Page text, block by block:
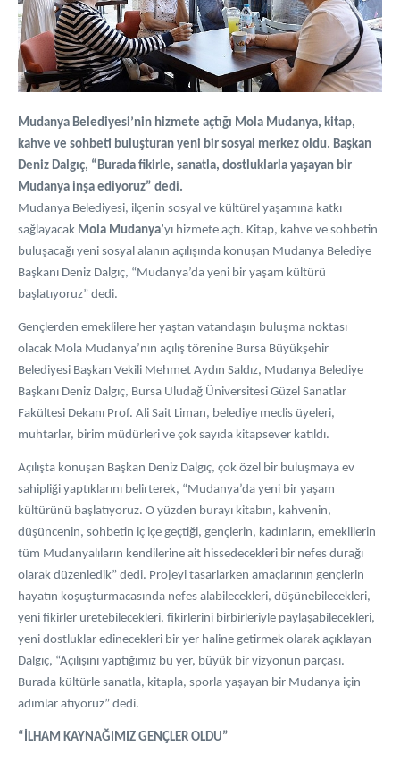
Mudanya Belediyesi’nin hizmete açtığı Mola Mudanya, kitap,
kahve ve sohbeti buluşturan yeni bir sosyal merkez oldu. Başkan
Deniz Dalgıç, “Burada fikirle, sanatla, dostluklarla yaşayan bir
Mudanya inşa ediyoruz” dedi.
Mudanya Belediyesi, ilçenin sosyal ve kültürel yaşamına katkı
sağlayacak Mola Mudanya’yı hizmete açtı. Kitap, kahve ve sohbetin
buluşacağı yeni sosyal alanın açılışında konuşan Mudanya Belediye
Başkanı Deniz Dalgıç, “Mudanya’da yeni bir yaşam kültürü
başlatıyoruz” dedi.
Gençlerden emeklilere her yaştan vatandaşın buluşma noktası
olacak Mola Mudanya’nın açılış törenine Bursa Büyükşehir
Belediyesi Başkan Vekili Mehmet Aydın Saldız, Mudanya Belediye
Başkanı Deniz Dalgıç, Bursa Uludağ Üniversitesi Güzel Sanatlar
Fakültesi Dekanı Prof. Ali Sait Liman, belediye meclis üyeleri,
muhtarlar, birim müdürleri ve çok sayıda kitapsever katıldı.
Açılışta konuşan Başkan Deniz Dalgıç, çok özel bir buluşmaya ev
sahipliği yaptıklarını belirterek, “Mudanya’da yeni bir yaşam
kültürünü başlatıyoruz. O yüzden burayı kitabın, kahvenin,
düşüncenin, sohbetin iç içe geçtiği, gençlerin, kadınların, emeklilerin
tüm Mudanyalıların kendilerine ait hissedecekleri bir nefes durağı
olarak düzenledik” dedi. Projeyi tasarlarken amaçlarının gençlerin
hayatın koşuşturmacasında nefes alabilecekleri, düşünebilecekleri,
yeni fikirler üretebilecekleri, fikirlerini birbirleriyle paylaşabilecekleri,
yeni dostluklar edinecekleri bir yer haline getirmek olarak açıklayan
Dalgıç, “Açılışını yaptığımız bu yer, büyük bir vizyonun parçası.
Burada kültürle sanatla, kitapla, sporla yaşayan bir Mudanya için
adımlar atıyoruz” dedi.
“İLHAM KAYNAĞIMIZ GENÇLER OLDU”